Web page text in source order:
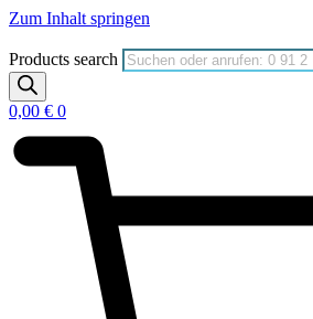
Zum Inhalt springen
Products search
0,00 € 0